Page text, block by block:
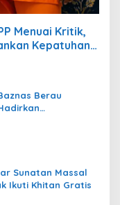
Menuai Kritik,
Kepatuhan
Anak
Sunatan Massal
Ikuti Khitan Gratis